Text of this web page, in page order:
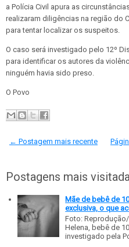
a Polícia Civil apura as
realizaram diligências na região do
para tentar localizar os suspeitos.
O caso será investigado pelo 12º
para identificar os autores da
ninguém havia sido preso.
O Povo
← Postagem mais recente
Postagens mais
Mãe de bebê de
exclusiva, o que
Foto:
Helena, bebê de
investigado pela